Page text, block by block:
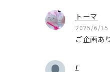
トーマ
2025/6/15
ご企画あ
r